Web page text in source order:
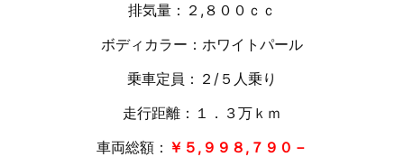
排気量：２,８００ｃｃ
ボディカラー：ホワイトパール
乗車定員：２/５人乗り
走行距離：１．３万 ｋｍ
車両総額： ￥５,９９８,７９０ －